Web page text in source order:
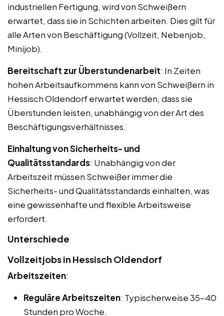
industriellen Fertigung, wird von Schweißern
erwartet, dass sie in Schichten arbeiten. Dies gilt für
alle Arten von Beschäftigung (Vollzeit, Nebenjob,
Minijob).
Bereitschaft zur Überstundenarbeit: In Zeiten
hohen Arbeitsaufkommens kann von Schweißern in
Hessisch Oldendorf erwartet werden, dass sie
Überstunden leisten, unabhängig von der Art des
Beschäftigungsverhältnisses.
Einhaltung von Sicherheits- und
Qualitätsstandards: Unabhängig von der
Arbeitszeit müssen Schweißer immer die
Sicherheits- und Qualitätsstandards einhalten, was
eine gewissenhafte und flexible Arbeitsweise
erfordert.
Unterschiede
Vollzeitjobs in Hessisch Oldendorf
Arbeitszeiten:
Reguläre Arbeitszeiten: Typischerweise 35-40
Stunden pro Woche.